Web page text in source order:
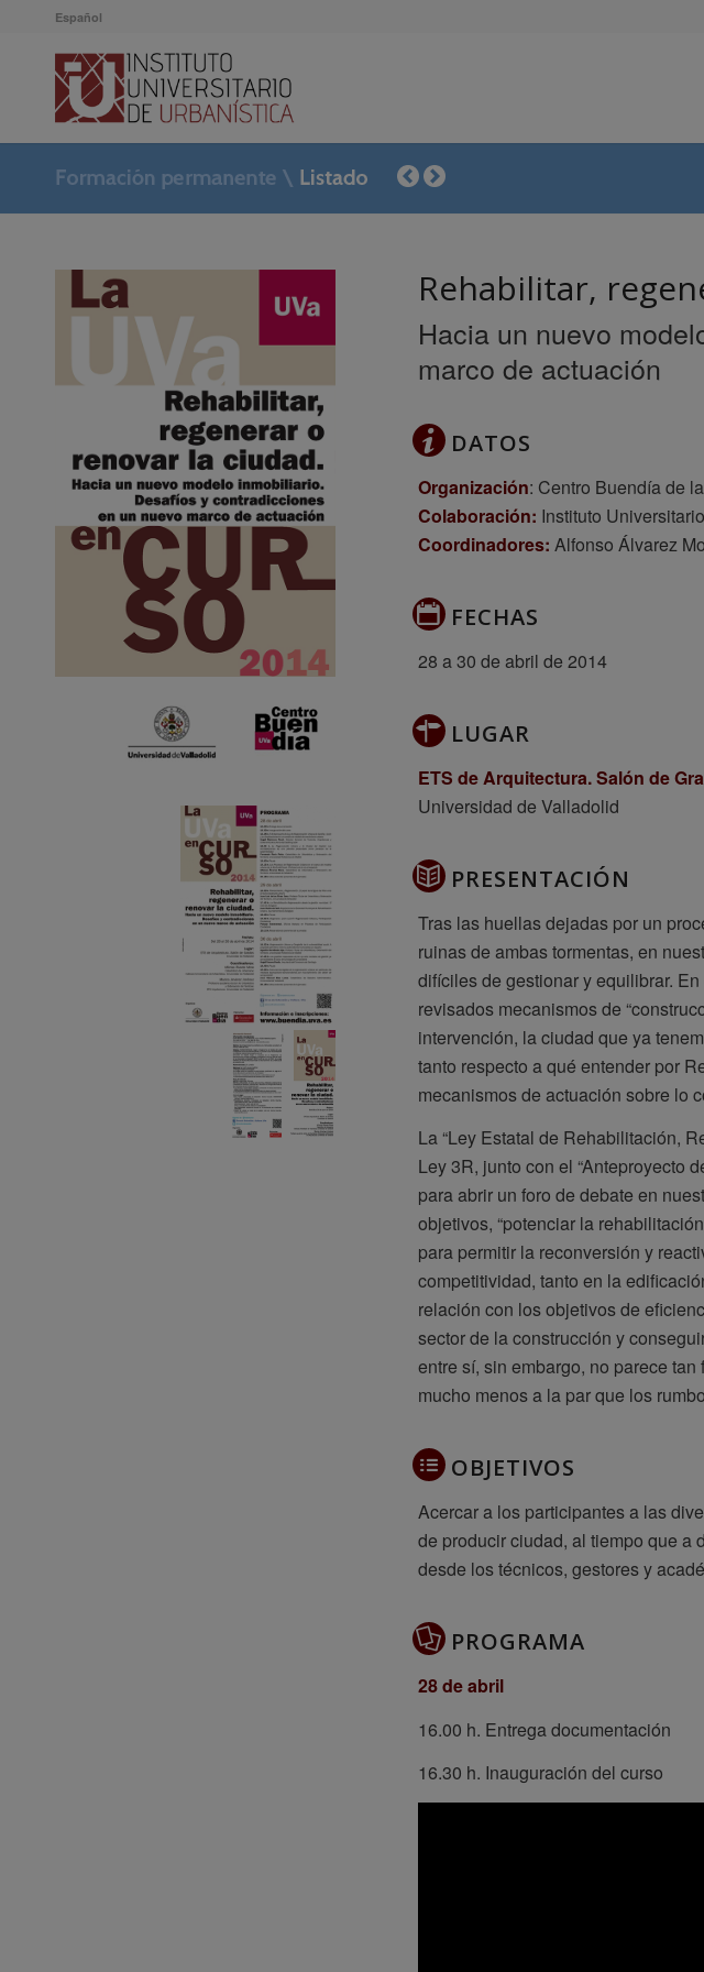
Español
Rehabilitar,
Hacia un nuevo
marco de actuación
DATOS
Organización: Centro Buendía de
Colaboración: Instituto
Coordinadores: Alfonso Álvarez
FECHAS
28 a 30 de abril de 2014
LUGAR
ETS de Arquitectura. Salón de
Universidad de Valladolid
PRESENTACIÓN
Tras las huellas dejadas por un
ruinas de ambas tormentas, en
difíciles de gestionar y equilibrar.
revisados mecanismos de
intervención, la ciudad que ya
tanto respecto a qué entender por
mecanismos de actuación sobre lo
La “Ley Estatal de Rehabilitación,
Ley 3R, junto con el “Anteproyecto
para abrir un foro de debate en
objetivos, “potenciar la
para permitir la reconversión y
competitividad, tanto en la
relación con los objetivos de
sector de la construcción y
entre sí, sin embargo, no parece
mucho menos a la par que los
OBJETIVOS
Acercar a los participantes a las
de producir ciudad, al tiempo que a
desde los técnicos, gestores y
PROGRAMA
28 de abril
16.00 h. Entrega documentación
16.30 h. Inauguración del curso